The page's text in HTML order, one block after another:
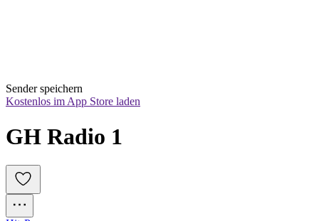
Sender speichern
Kostenlos im App Store laden
GH Radio 1